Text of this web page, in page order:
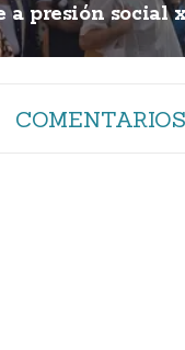
a presión social
COMENTARIOS